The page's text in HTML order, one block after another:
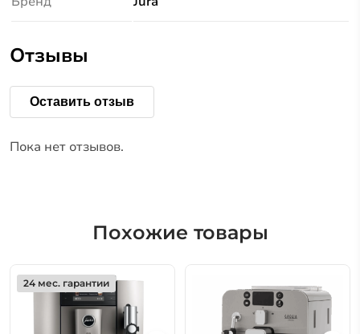
Отзывы
Оставить отзыв
Пока нет отзывов.
Похожие товары
24 мес. гарантии